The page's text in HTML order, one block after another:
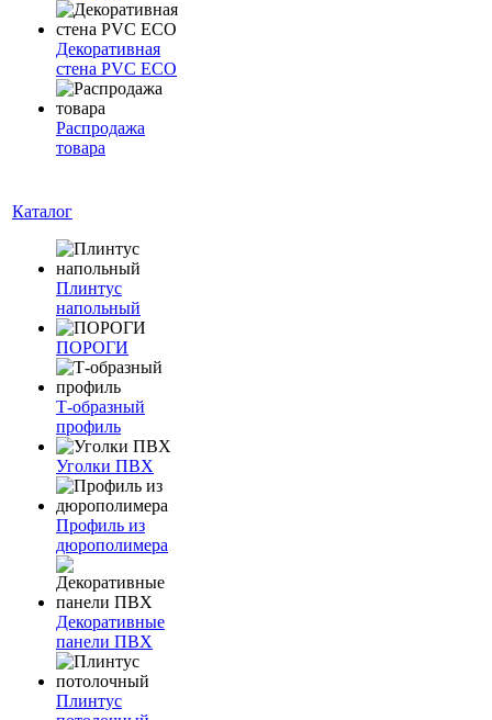
Декоративная
стена PVC ECO
Распродажа
товара
Каталог
Плинтус
напольный
ПОРОГИ
Т-образный
профиль
Уголки ПВХ
Профиль из
дюрополимера
Декоративные
панели ПВХ
Плинтус